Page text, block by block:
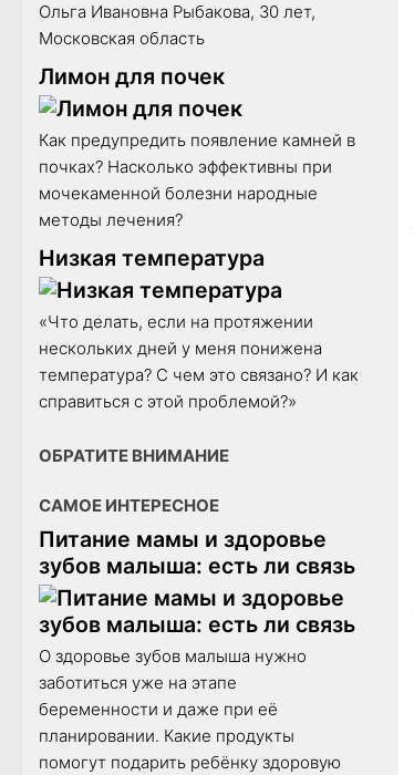
Ольга Ивановна Рыбакова, 30 лет,
Московская область
Лимон для почек
Как предупредить появление камней в
почках? Насколько эффективны при
мочекаменной болезни народные
методы лечения?
Низкая температура
«Что делать, если на протяжении
нескольких дней у меня понижена
температура? С чем это связано? И как
справиться с этой проблемой?»
ОБРАТИТЕ ВНИМАНИЕ
САМОЕ ИНТЕРЕСНОЕ
Питание мамы и здоровье
зубов малыша: есть ли связь
О здоровье зубов малыша нужно
заботиться уже на этапе
беременности и даже при её
планировании. Какие продукты
помогут подарить ребёнку здоровую